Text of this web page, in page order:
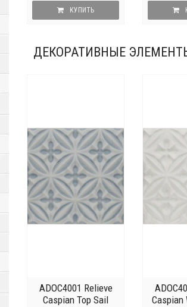
КУПИТЬ
ДЕКОРАТИВНЫЕ ЭЛЕМЕНТЫ
ADOC4001 Relieve
Caspian Top Sail
Caspian